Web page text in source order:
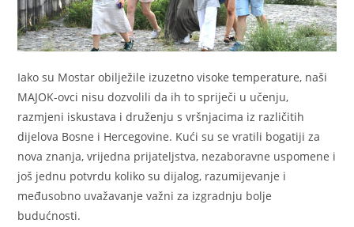
Iako su Mostar obilježile izuzetno visoke temperature, naši
MAJOK-ovci nisu dozvolili da ih to spriječi u učenju,
razmjeni iskustava i druženju s vršnjacima iz različitih
dijelova Bosne i Hercegovine. Kući su se vratili bogatiji za
nova znanja, vrijedna prijateljstva, nezaboravne uspomene i
još jednu potvrdu koliko su dijalog, razumijevanje i
međusobno uvažavanje važni za izgradnju bolje
budućnosti.